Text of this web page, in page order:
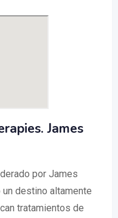
James
por James
destino altamente
tratamientos de